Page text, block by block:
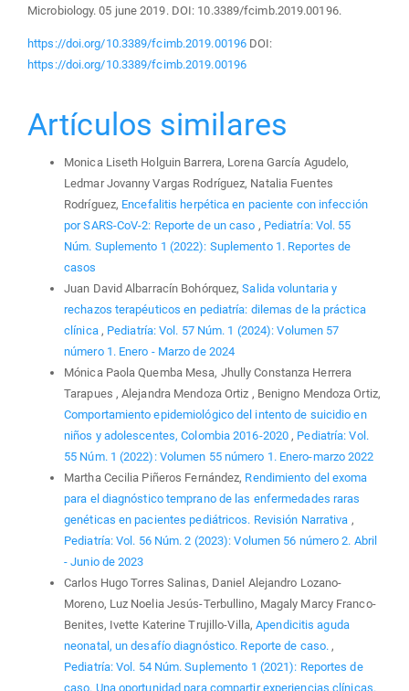
Microbiology. 05 june 2019. DOI: 10.3389/fcimb.2019.00196.
https://doi.org/10.3389/fcimb.2019.00196 DOI:
https://doi.org/10.3389/fcimb.2019.00196
Artículos similares
Monica Liseth Holguin Barrera, Lorena García Agudelo,
Ledmar Jovanny Vargas Rodríguez, Natalia Fuentes
Rodríguez, Encefalitis herpética en paciente con infección
por SARS-CoV-2: Reporte de un caso , Pediatría: Vol. 55
Núm. Suplemento 1 (2022): Suplemento 1. Reportes de
casos
Juan David Albarracín Bohórquez,Salida voluntaria y
rechazos terapéuticos en pediatría: dilemas de la práctica
clínica , Pediatría: Vol. 57 Núm. 1 (2024): Volumen 57
número 1. Enero - Marzo de 2024
Mónica Paola Quemba Mesa, Jhully Constanza Herrera
Tarapues , Alejandra Mendoza Ortiz , Benigno Mendoza Ortiz,
Comportamiento epidemiológico del intento de suicidio en
niños y adolescentes, Colombia 2016-2020, Pediatría: Vol.
55 Núm. 1 (2022): Volumen 55 número 1. Enero-marzo 2022
Martha Cecilia Piñeros Fernández, Rendimiento del exoma
para el diagnóstico temprano de las enfermedades raras
genéticas en pacientes pediátricos. Revisión Narrativa ,
Pediatría: Vol. 56 Núm. 2 (2023): Volumen 56 número 2. Abril
- Junio de 2023
Carlos Hugo Torres Salinas, Daniel Alejandro Lozano-
Moreno, Luz Noelia Jesús-Terbullino, Magaly Marcy Franco-
Benites, Ivette Katerine Trujillo-Villa,Apendicitis aguda
neonatal, un desafío diagnóstico. Reporte de caso.,
Pediatría: Vol. 54 Núm. Suplemento 1 (2021): Reportes de
caso. Una oportunidad para compartir experiencias clínicas.